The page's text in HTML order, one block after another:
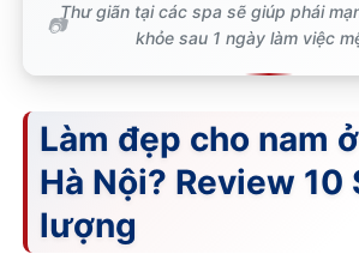
Thư giãn tại các spa sẽ giúp phái
khỏe sau 1 ngày làm việc
Làm đẹp cho nam
Hà Nội? Review 10
lượng